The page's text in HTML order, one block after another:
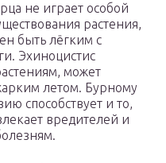
не играет особой
растения,
быть лёгким с
Эхиноцистис
может
летом. Бурному
способствует и то,
вредителей и